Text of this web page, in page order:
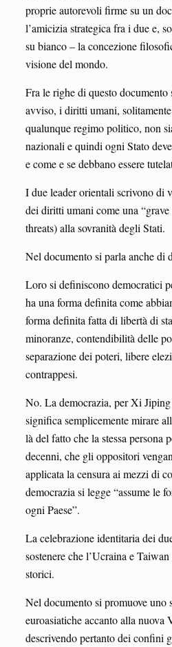
proprie autorevoli firme su un
l’amicizia strategica fra i due e,
su bianco – la concezione
visione del mondo.
Fra le righe di questo
avviso, i diritti umani,
qualunque regimo politico, non
nazionali e quindi ogni Stato
e come e se debbano essere
I due leader orientali scrivono di
dei diritti umani come una
threats) alla sovranità degli Stati.
Nel documento si parla anche di
Loro si definiscono democratici
ha una forma definita come
forma definita fatta di libertà di
minoranze, contendibilità delle
separazione dei poteri, libere
contrappesi.
No. La democrazia, per Xi
significa semplicemente mirare
là del fatto che la stessa persona
decenni, che gli oppositori
applicata la censura ai mezzi di
democrazia si legge “assume le
ogni Paese”.
La celebrazione identitaria dei
sostenere che l’Ucraina e
storici.
Nel documento si promuove uno
euroasiatiche accanto alla nuova
descrivendo pertanto dei confini